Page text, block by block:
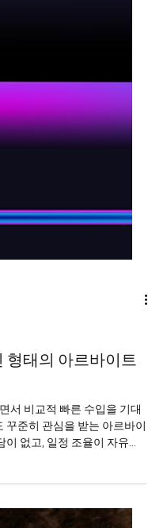
태의 아르바이트
없고, 일정 조율이 자유롭
사람들에게 현실적인 선택
제로 한 구인 공고가 늘어나
게 정보를 접할 수 있는 환경